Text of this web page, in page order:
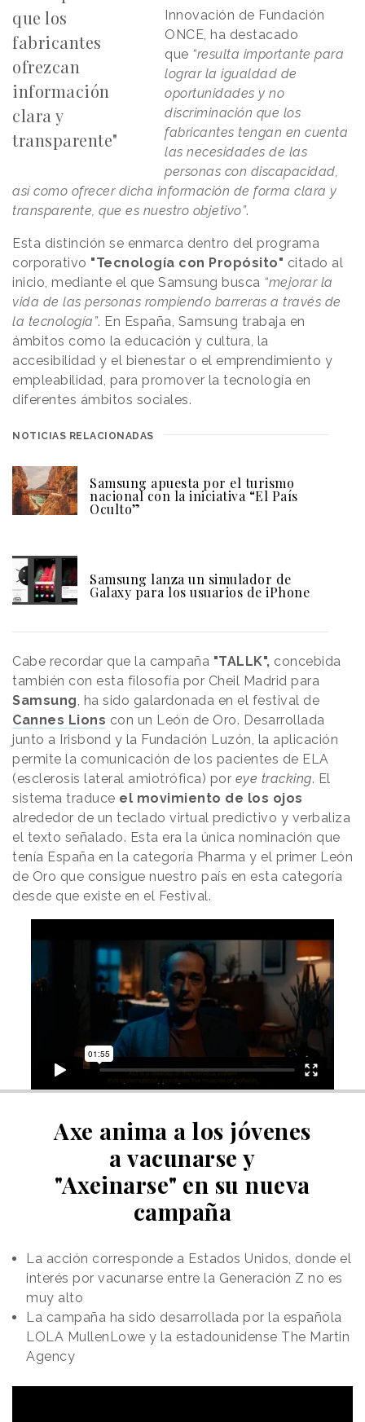
que los
fabricantes
ofrezcan
información
clara y
transparente"
Innovación de Fundación
ONCE, ha destacado
que “resulta importante para
lograr la igualdad de
oportunidades y no
discriminación que los
fabricantes tengan en cuenta
las necesidades de las
personas con discapacidad,
así como ofrecer dicha información de forma clara y
transparente, que es nuestro objetivo”.
Esta distinción se enmarca dentro del programa
corporativo "Tecnología con Propósito" citado al
inicio, mediante el que Samsung busca “mejorar la
vida de las personas rompiendo barreras a través de
la tecnología”. En España, Samsung trabaja en
ámbitos como la educación y cultura, la
accesibilidad y el bienestar o el emprendimiento y
empleabilidad, para promover la tecnología en
diferentes ámbitos sociales.
NOTICIAS RELACIONADAS
Samsung apuesta por el turismo
nacional con la iniciativa “El País
Oculto”
Samsung lanza un simulador de
Galaxy para los usuarios de iPhone
Cabe recordar que la campaña "TALLK", concebida
también con esta filosofía por Cheil Madrid para
Samsung, ha sido galardonada en el festival de
Cannes Lions con un León de Oro. Desarrollada
junto a Irisbond y la Fundación Luzón, la aplicación
permite la comunicación de los pacientes de ELA
(esclerosis lateral amiotrófica) por eye tracking. El
sistema traduce el movimiento de los ojos
alrededor de un teclado virtual predictivo y verbaliza
el texto señalado. Esta era la única nominación que
tenía España en la categoría Pharma y el primer León
de Oro que consigue nuestro país en esta categoría
desde que existe en el Festival.
Axe anima a los jóvenes
a vacunarse y
"Axeinarse" en su nueva
campaña
La acción corresponde a Estados Unidos, donde el
interés por vacunarse entre la Generación Z no es
muy alto
La campaña ha sido desarrollada por la española
LOLA MullenLowe y la estadounidense The Martin
Agency